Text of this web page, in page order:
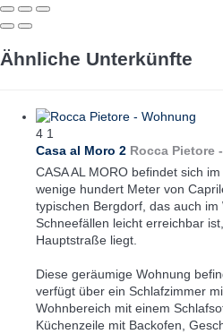
Ähnliche Unterkünfte
4 1
Casa al Moro 2 Rocca Pietore -
CASA AL MORO befindet sich
wenige hundert Meter von
typischen Bergdorf, das auch im
Schneefällen leicht erreichbar
Hauptstraße liegt.
Diese geräumige Wohnung
verfügt über ein Schlafzimmer
Wohnbereich mit einem
Küchenzeile mit Backofen,